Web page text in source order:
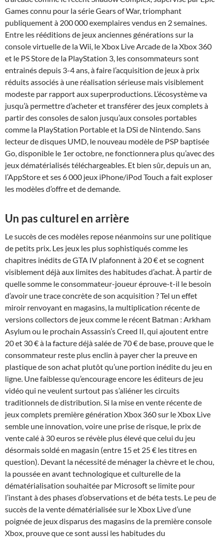
Games connu pour la série Gears of War, triomphant
publiquement à 200 000 exemplaires vendus en 2 semaines.
Entre les rééditions de jeux anciennes générations sur la
console virtuelle de la Wii, le Xbox Live Arcade de la Xbox 360
et le PS Store de la PlayStation 3, les consommateurs sont
entrainés depuis 3-4 ans, à faire l’acquisition de jeux à prix
réduits associés à une réalisation sérieuse mais visiblement
modeste par rapport aux superproductions. L’écosystème va
jusqu’à permettre d’acheter et transférer des jeux complets à
partir des consoles de salon jusqu’aux consoles portables
comme la PlayStation Portable et la DSi de Nintendo. Sans
lecteur de disques UMD, le nouveau modèle de PSP baptisée
Go, disponible le 1er octobre, ne fonctionnera plus qu’avec des
jeux dématérialisés téléchargeables. Et bien sûr, depuis un an,
l’AppStore et ses 6 000 jeux iPhone/iPod Touch a fait exploser
les modèles d’offre et de demande.
Un pas culturel en arrière
Le succès de ces modèles repose néanmoins sur une politique
de petits prix. Les jeux les plus sophistiqués comme les
chapitres inédits de GTA IV plafonnent à 20 € et se cognent
visiblement déjà aux limites des habitudes d’achat. À partir de
quelle somme le consommateur-joueur éprouve-t-il le besoin
d’avoir une trace concrète de son acquisition ? Tel un effet
miroir renvoyant en magasins, la multiplication récente de
versions collectors de jeux comme le récent Batman : Arkham
Asylum ou le prochain Assassin’s Creed II, qui ajoutent entre
20 et 30 € à la facture déjà salée de 70 € de base, prouve que le
consommateur reste plus enclin à payer cher la preuve en
plastique de son achat plutôt qu’une portion inédite du jeu en
ligne. Une faiblesse qu’encourage encore les éditeurs de jeu
vidéo qui ne veulent surtout pas s’aliéner les circuits
traditionnels de distribution. Si la mise en vente récente de
jeux complets première génération Xbox 360 sur le Xbox Live
semble une innovation, voire une prise de risque, le prix de
vente calé à 30 euros se révèle plus élevé que celui du jeu
désormais soldé en magasin (entre 15 et 25 € les titres en
question). Devant la nécessité de ménager la chèvre et le chou,
la poussée en avant technologique et culturelle de la
dématérialisation souhaitée par Microsoft se limite pour
l’instant à des phases d’observations et de béta tests. Le peu de
succès de la vente dématérialisée sur le Xbox Live d’une
poignée de jeux disparus des magasins de la première console
Xbox, prouve que ce sont aussi les habitudes du